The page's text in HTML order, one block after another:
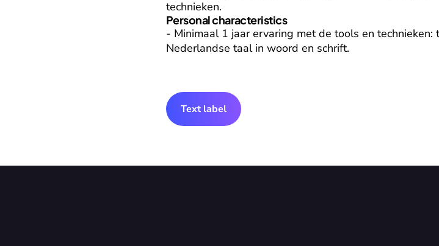
technieken.
Personal characteristics
- Minimaal 1 jaar ervaring met de tools en
Nederlandse taal in woord en schrift.
Text label